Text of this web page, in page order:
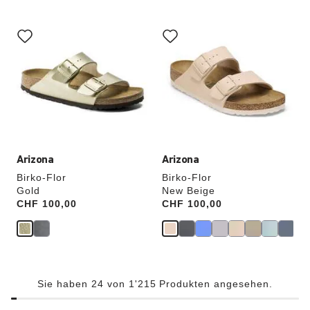
Arizona
Birko-Flor
Gold
Price:
CHF 100,00
Anklicken
der
werden
die
Produktbilder
aktualisiert.
Arizona
Birko-Flor
New Beige
Price:
CHF 100,00
Anklicken
der
Farben
werden
die
Produktbilder
aktualisiert.
Sie haben 24 von 1'215 Produkten angesehen.